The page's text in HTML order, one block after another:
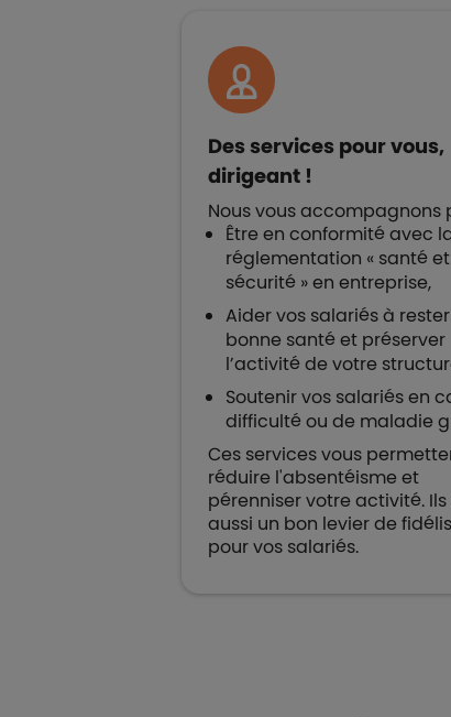
Des services pour vous,
dirigeant !
Nous vous accompagnons
Être en conformité avec
réglementation « santé et
sécurité » en entreprise,
Aider vos salariés à
bonne santé et préserver
l’activité de votre
Soutenir vos salariés en
difficulté ou de maladie
Ces services vous
réduire l'absentéisme et
pérenniser votre activité.
aussi un bon levier de
pour vos salariés.